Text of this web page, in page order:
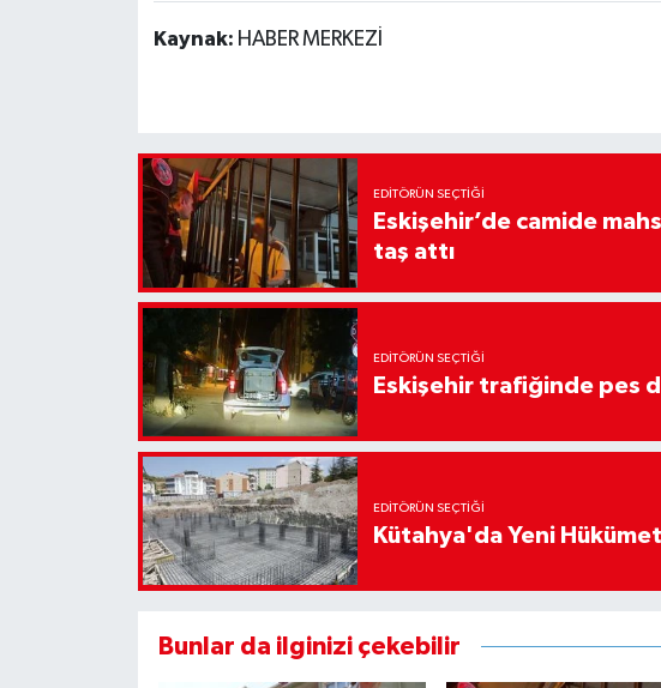
Kaynak: HABER MERKEZİ
EDITÖRÜN SEÇTIĞI
Eskişehir’de camide
taş attı
EDITÖRÜN SEÇTIĞI
Eskişehir trafiğinde pes
EDITÖRÜN SEÇTIĞI
Kütahya'da Yeni
Bunlar da ilginizi çekebilir